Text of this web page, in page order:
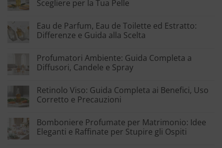
Scegliere per la Tua Pelle
Eau de Parfum, Eau de Toilette ed Estratto:
Differenze e Guida alla Scelta
Profumatori Ambiente: Guida Completa a
Diffusori, Candele e Spray
Retinolo Viso: Guida Completa ai Benefici, Uso
Corretto e Precauzioni
Bomboniere Profumate per Matrimonio: Idee
Eleganti e Raffinate per Stupire gli Ospiti